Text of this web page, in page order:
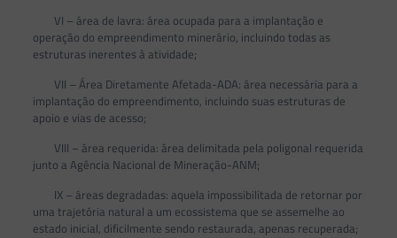
VI – área de lavra: área ocupada para a implantação e
operação do empreendimento minerário, incluindo todas as
estruturas inerentes à atividade;
VII – Área Diretamente Afetada-ADA: área necessária para a
implantação do empreendimento, incluindo suas estruturas de
apoio e vias de acesso;
VIII – área requerida: área delimitada pela poligonal requerida
junto a Agência Nacional de Mineração-ANM;
IX – áreas degradadas: aquela impossibilitada de retornar por
uma trajetória natural a um ecossistema que se assemelhe ao
estado inicial, dificilmente sendo restaurada, apenas recuperada;